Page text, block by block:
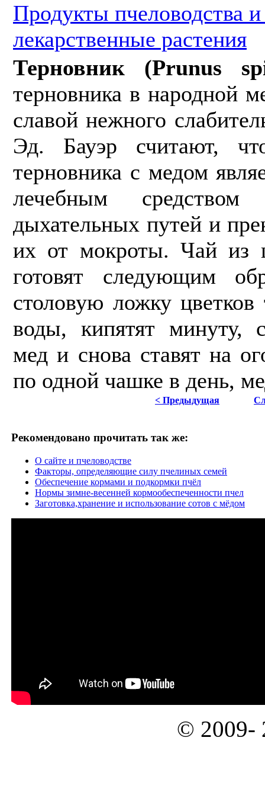
Продукты пчеловодства
лекарственные растения
Терновник (Prunus
терновника в на­родной
славой нежного
Эд. Бауэр считают,
терновника с медом
лечебным
дыхательных путей и
их от мокро­ты. Чай из
готовят следующим
столовую ложку
воды, кипятят минуту,
мед и снова ставят на
по одной чашке в день,
< Предыдущая
Рекомендовано прочитать так же:
О сайте и пчеловодстве
Факторы, определяющие силу пчелиных семей
Обеспечение кормами и подкормки пчёл
Нормы зимне-весенней кормообеспеченности пчел
Заготовка,хранение и использование сотов с мёдом
© 2009-